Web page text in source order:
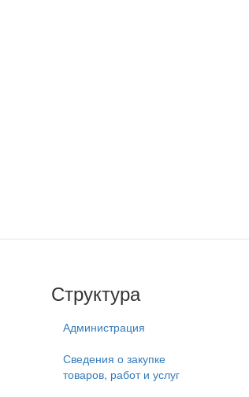
Структура
Администрация
Сведения о закупке
товаров, работ и услуг